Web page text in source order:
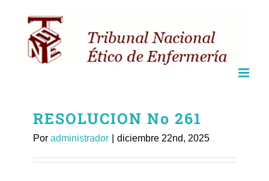
contenido
RESOLUCION No 261
Por administrador diciembre 22nd, 2025